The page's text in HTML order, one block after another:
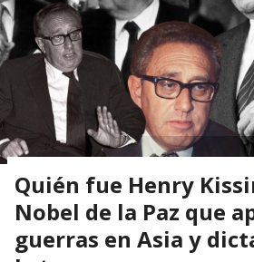
Quién fue Henry
Nobel de la Paz que
guerras en Asia y